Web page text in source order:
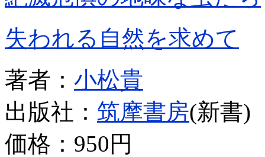
失われる自然を求めて
著者： 小松貴
出版社： 筑摩書房(新書)
価格： 950円